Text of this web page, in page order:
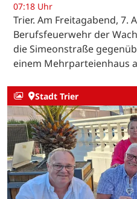
07:18 Uhr
Trier. Am Freitagabend, 7.
Berufsfeuerwehr der
die Simeonstraße
einem Mehrparteienhaus
Stadt Trier